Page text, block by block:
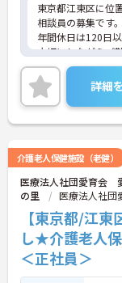
東京都江東区に位
相談員の募集です。
年間休日は120日
大切にしながらご
生が充実していま
り、安心して長く
が31.9万円～と高
ご興味のある方に
に詳細をご案内し
詳細
介護老人保健施設（老健）
医療法人社団愛育会
の里
医療法人社
【東京都/江
し★介護老人
＜正社員＞